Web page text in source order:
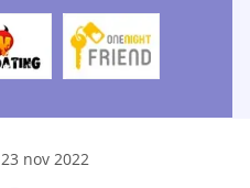
23 nov 2022